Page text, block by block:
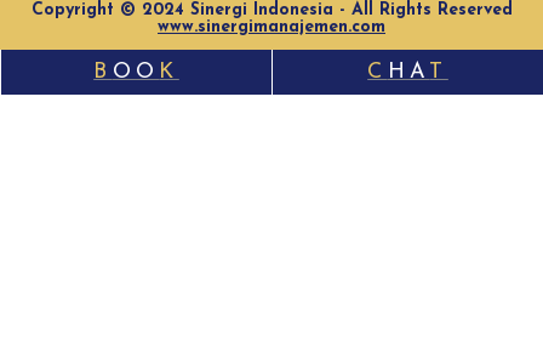
Copyright © 2024 Sinergi Indonesia - All Rights Reserved
www.sinergimanajemen.com
C HA T
B OO K